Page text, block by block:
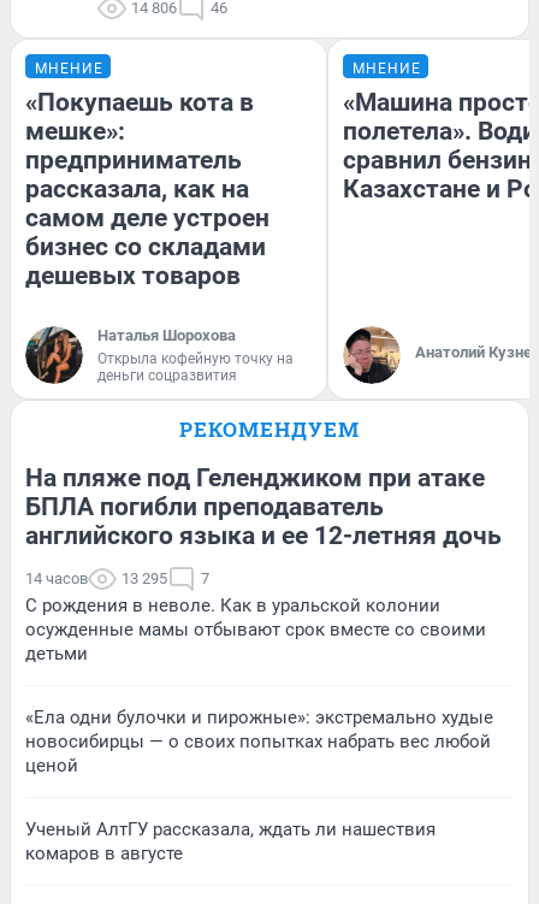
14 806 46
МНЕНИЕ
«Покупаешь кота в
мешке»:
предприниматель
рассказала, как на
самом деле устроен
бизнес со складами
дешевых товаров
Наталья Шорохова
Открыла кофейную точку на
деньги соцразвития
МНЕНИЕ
«Машина
полетела».
сравнил бензин
Казахстане и
Анатолий
РЕКОМЕНДУЕМ
На пляже под Геленджиком при атаке
БПЛА погибли преподаватель
английского языка и ее 12-летняя дочь
14 часов 13 295 7
С рождения в неволе. Как в уральской колонии
осужденные мамы отбывают срок вместе со своими
детьми
«Ела одни булочки и пирожные»: экстремально худые
новосибирцы — о своих попытках набрать вес любой
ценой
Ученый АлтГУ рассказала, ждать ли нашествия
комаров в августе